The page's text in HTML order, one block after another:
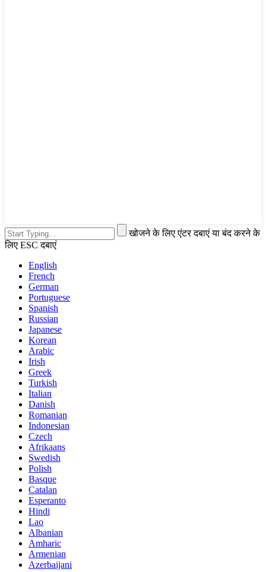
खोजने के लिए एंटर दबाएं या बंद करने के
लिए ESC दबाएं
English
French
German
Portuguese
Spanish
Russian
Japanese
Korean
Arabic
Irish
Greek
Turkish
Italian
Danish
Romanian
Indonesian
Czech
Afrikaans
Swedish
Polish
Basque
Catalan
Esperanto
Hindi
Lao
Albanian
Amharic
Armenian
Azerbaijani